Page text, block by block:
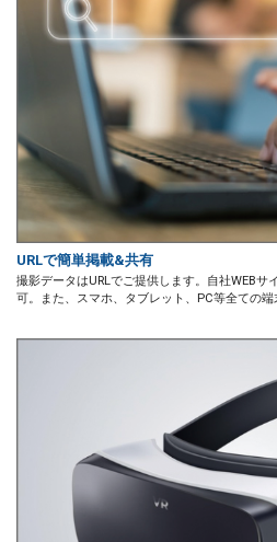
URLで簡単掲載&共有
撮影データはURLでご提供します。自社WEBサ
可。また、スマホ、タブレット、PC等全ての端